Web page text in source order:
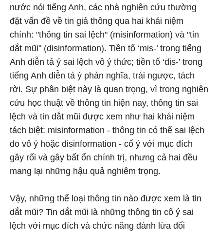
nước nói tiếng Anh, các nhà nghiên cứu thường
đặt vấn đề về tin giả thông qua hai khái niệm
chính: "thông tin sai lệch" (misinformation) và "tin
dắt mũi" (disinformation). Tiền tố ‘mis-’ trong tiếng
Anh diễn tả ý sai lệch vô ý thức; tiền tố ‘dis-’ trong
tiếng Anh diễn tả ý phản nghĩa, trái ngược, tách
rời. Sự phân biệt này là quan trọng, vì trong nghiên
cứu học thuật về thông tin hiện nay, thông tin sai
lệch và tin dắt mũi được xem như hai khái niệm
tách biệt: misinformation - thông tin có thể sai lệch
do vô ý hoặc disinformation - cố ý với mục đích
gây rối và gây bất ổn chính trị, nhưng cả hai đều
mang lại những hậu quả nghiêm trọng.
Vậy, những thể loại thông tin nào được xem là tin
dắt mũi? Tin dắt mũi là những thông tin cố ý sai
lệch với mục đích và chức năng đánh lừa đối